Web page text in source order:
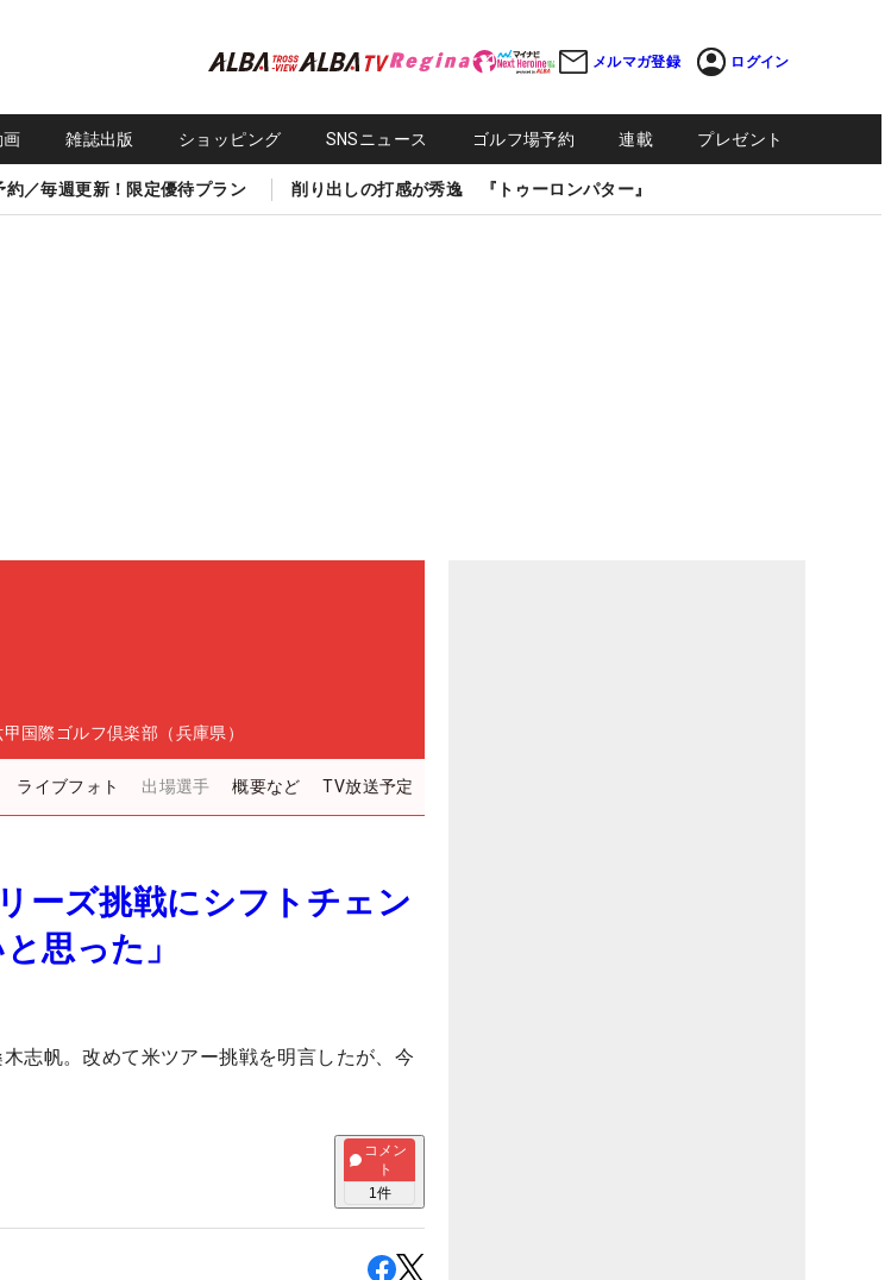
メルマガ登録 ログイン
画 雑誌出版 ショッピング SNSニュース ゴルフ場予約 連載 プレゼント
約／毎週更新！限定優待プラン 削り出しの打感が秀逸 『トゥーロンパター』
甲国際ゴルフ倶楽部（兵庫県）
ライブフォト 出場選手 概要など TV放送予定
ーズ挑戦にシフトチェン
思った」
志帆。改めて米ツアー挑戦を明言したが、今
コメン
ト
1件